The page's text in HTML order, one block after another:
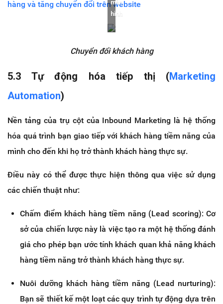
hàng và tăng chuyển đổi trên website
màn
hình
Chuyển đổi khách hàng
5.3 Tự động hóa tiếp thị (Marketing
Automation)
Nền tảng của trụ cột của Inbound Marketing là hệ thống
hóa quá trình bạn giao tiếp với khách hàng tiềm năng của
mình cho đến khi họ trở thành khách hàng thực sự.
Điều này có thể được thực hiện thông qua việc sử dụng
các chiến thuật như:
Chấm điểm khách hàng tiềm năng (Lead scoring): Cơ
sở của chiến lược này là việc tạo ra một hệ thống đánh
giá cho phép bạn ước tính khách quan khả năng khách
hàng tiềm năng trở thành khách hàng thực sự.
Nuôi dưỡng khách hàng tiềm năng (Lead nurturing):
Bạn sẽ thiết kế một loạt các quy trình tự động dựa trên